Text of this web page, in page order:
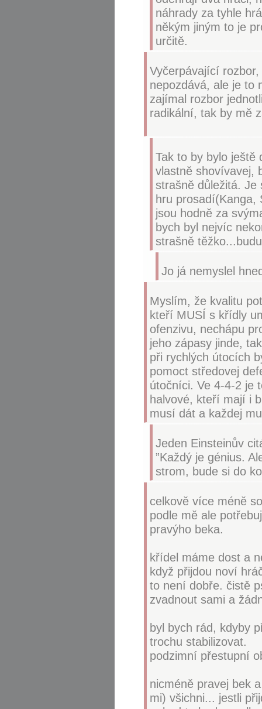
náhrady za tyhle
někým jiným to je
určitě.
Vyčerpávající
nepozdává, ale je to
zajímal rozbor
radikální, tak by mě
Tak to by bylo ještě
vlastně shovívavej,
strašně důležitá. Je
hru prosadí(Kanga,
jsou hodně za
bych byl nejvíc
strašně
Jo já nemyslel
Myslím, že kvalitu
kteří MUSÍ s křídly
ofenzivu, nechápu
jeho zápasy jinde,
při rychlých útocích
pomoct středovej
útočníci. Ve 4-4-2 je
halvové, kteří mají i
musí dát a každej
Jeden Einsteinův
”Každý je génius.
strom, bude si do
celkově více méně
podle mě ale
pravýho beka.
křídel máme dost a
když přijdou noví
to není dobře. čistě
zvadnout sami a
byl bych rád, kdyby
trochu stabilizovat.
podzimní přestupní
nicméně pravej bek
mi) všichni... jestli